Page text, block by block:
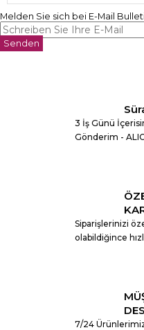
Melden Sie sich bei E-Mail
Senden
3 İş Günü
Gönderim -
Siparişlerinizi
olabildiğince
7/24 Ürünlerimiz